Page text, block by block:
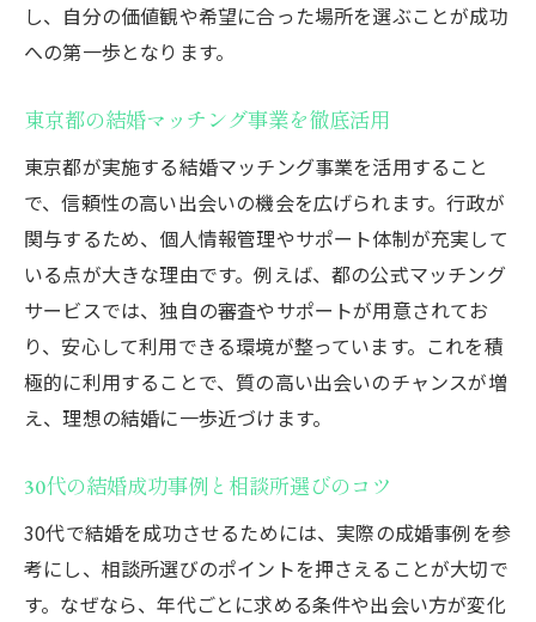
し、自分の価値観や希望に合った場所を選ぶことが成功
への第一歩となります。
東京都の結婚マッチング事業を徹底活用
東京都が実施する結婚マッチング事業を活用すること
で、信頼性の高い出会いの機会を広げられます。行政が
関与するため、個人情報管理やサポート体制が充実して
いる点が大きな理由です。例えば、都の公式マッチング
サービスでは、独自の審査やサポートが用意されてお
り、安心して利用できる環境が整っています。これを積
極的に利用することで、質の高い出会いのチャンスが増
え、理想の結婚に一歩近づけます。
30代の結婚成功事例と相談所選びのコツ
30代で結婚を成功させるためには、実際の成婚事例を参
考にし、相談所選びのポイントを押さえることが大切で
す。なぜなら、年代ごとに求める条件や出会い方が変化